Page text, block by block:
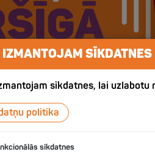
IZMANTOJAM SĪKDATNES
sīkdatnes, lai uzlabotu
politika
sīkdatnes